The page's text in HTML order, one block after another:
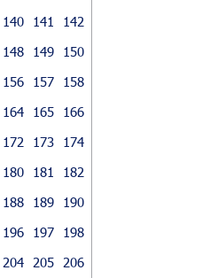
140 141
142
148 149
150
156 157
158
164 165
166
172 173
174
180 181
182
188 189
190
196 197
198
204 205
206